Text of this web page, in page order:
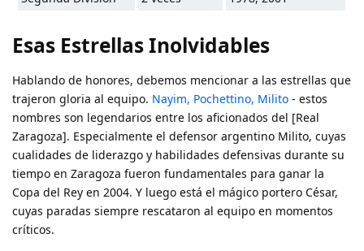
Esas Estrellas Inolvidables
Hablando de honores, debemos mencionar a las estrellas que
trajeron gloria al equipo. Nayim, Pochettino, Milito - estos
nombres son legendarios entre los aficionados del [Real
Zaragoza]. Especialmente el defensor argentino Milito, cuyas
cualidades de liderazgo y habilidades defensivas durante su
tiempo en Zaragoza fueron fundamentales para ganar la
Copa del Rey en 2004. Y luego está el mágico portero César,
cuyas paradas siempre rescataron al equipo en momentos
críticos.